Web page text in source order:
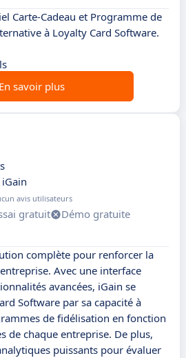
Carte-Cadeau et Programme de
à Loyalty Card Software.
En savoir plus
avis utilisateurs
gratuit
Démo gratuite
complète pour renforcer la
Avec une interface
avancées, iGain se
Software par sa capacité à
de fidélisation en fonction
de chaque entreprise. De plus,
puissants pour évaluer